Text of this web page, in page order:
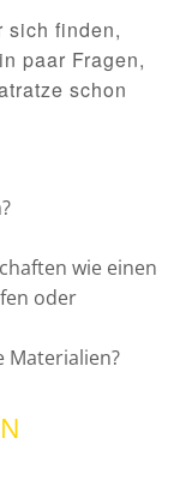
sich finden,
paar Fragen,
schon
wie einen
oder
Materialien?